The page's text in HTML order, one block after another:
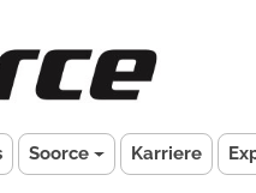
Soorce Karriere